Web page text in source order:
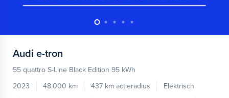
Audi e-tron
55 quattro S-Line Black Edition 95 kWh
2023
48.000 km 437 km actieradius
Elektrisch